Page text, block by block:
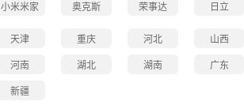
小米米家 奥克斯 荣事达 日立
天津 重庆 河北 山西
河南 湖北 湖南 广东
新疆